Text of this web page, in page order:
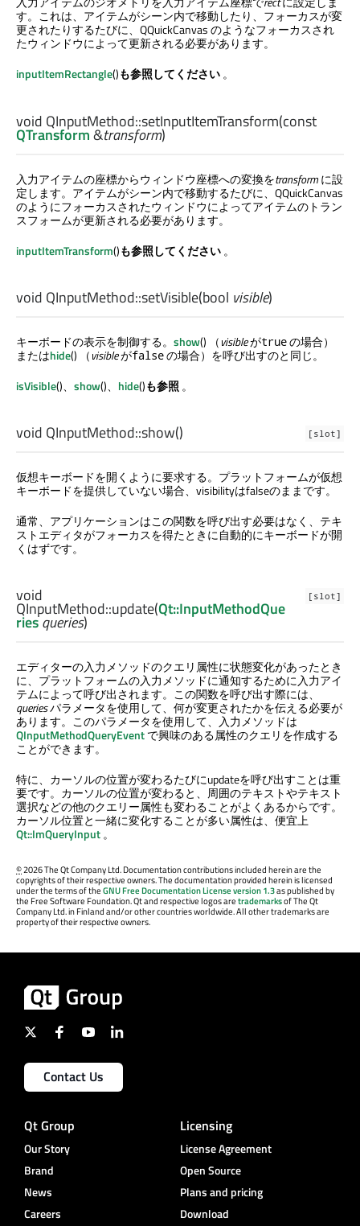
す。これは、アイテムがシーン内で移動したり、フォーカスが変
更されたりするたびに、QQuickCanvas のようなフォーカスされ
たウィンドウによって更新される必要があります。
inputItemRectangle()も参照してください。
void QInputMethod::setInputItemTransform(const
QTransform&transform)
入力アイテムの座標からウィンドウ座標への変換をtransformに設
定します。アイテムがシーン内で移動するたびに、QQuickCanvas
のようにフォーカスされたウィンドウによってアイテムのトラン
スフォームが更新される必要があります。
inputItemTransform()も参照してください。
void QInputMethod::setVisible(bool visible)
キーボードの表示を制御する。 show() （visibleがtrueの場合）
またはhide() （visibleがfalseの場合）を呼び出すのと同じ。
isVisible()、 show()、 hide()も参照 。
[slot]
void QInputMethod::show()
仮想キーボードを開くように要求する。プラットフォームが仮想
キーボードを提供していない場合、visibilityはfalseのままです。
通常、アプリケーションはこの関数を呼び出す必要はなく、テキ
ストエディタがフォーカスを得たときに自動的にキーボードが開
くはずです。
[slot]
void
QInputMethod::update(Qt::InputMethodQue
riesqueries)
エディターの入力メソッドのクエリ属性に状態変化があったとき
に、プラットフォームの入力メソッドに通知するために入力アイ
テムによって呼び出されます。この関数を呼び出す際には、
queriesパラメータを使用して、何が変更されたかを伝える必要が
あります。このパラメータを使用して、入力メソッドは
QInputMethodQueryEventで興味のある属性のクエリを作成する
ことができます。
特に、カーソルの位置が変わるたびにupdateを呼び出すことは重
要です。カーソルの位置が変わると、周囲のテキストやテキスト
選択などの他のクエリー属性も変わることがよくあるからです。
カーソル位置と一緒に変化することが多い属性は、便宜上
Qt::ImQueryInput。
©2026 The Qt Company Ltd. Documentation contributions included herein are the
copyrights of their respective owners. The documentation provided herein is licensed
under the terms of theGNU Free Documentation License version 1.3as published by
the Free Software Foundation. Qt and respective logos aretrademarksof The Qt
Company Ltd. in Finland and/or other countries worldwide. All other trademarks are
property of their respective owners.
Contact Us
Qt Group
Our Story
Brand
News
Careers
Licensing
License Agreement
Open Source
Plans and pricing
Download